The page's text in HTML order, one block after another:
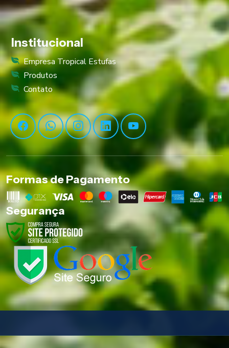
Institucional
Empresa Tropical Estufas
Produtos
Contato
Formas de Pagamento
Segurança